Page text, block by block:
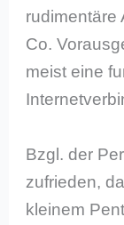
rudimentäre
Co.
meist eine
Bzgl. der
zufrieden,
kleinem